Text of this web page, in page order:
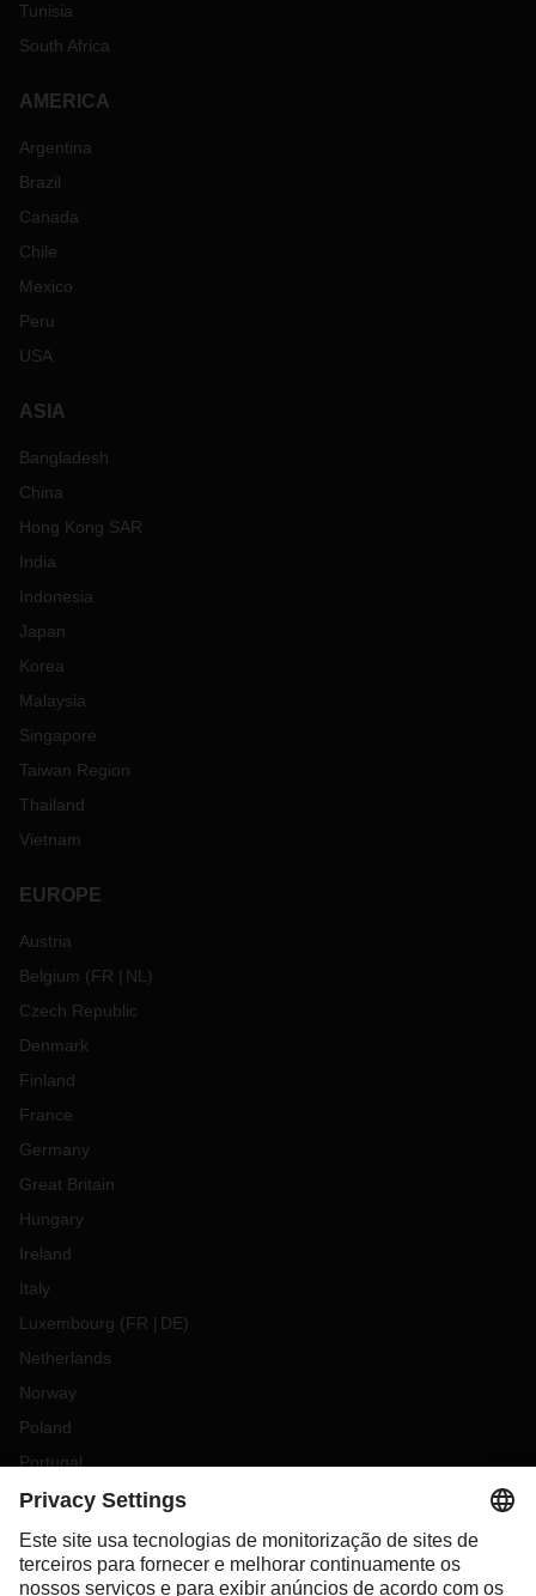
Tunisia
South Africa
AMERICA
Argentina
Brazil
Canada
Chile
Mexico
Peru
USA
ASIA
Bangladesh
China
Hong Kong SAR
India
Indonesia
Japan
Korea
Malaysia
Singapore
Taiwan Region
Thailand
Vietnam
EUROPE
Austria
Belgium (FR NL )
Czech Republic
Denmark
Finland
France
Germany
Great Britain
Hungary
Ireland
Italy
Luxembourg (FR DE)
Netherlands
Norway
Poland
Portugal
Romania
Slovakia
Spain